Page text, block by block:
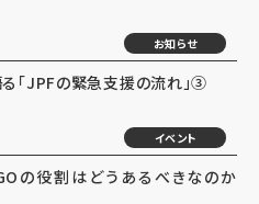
お知らせ
る「JPFの緊急支援の流れ」③
イベント
の役割はどうあるべきなのか